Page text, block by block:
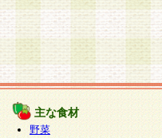
主な食材
野菜